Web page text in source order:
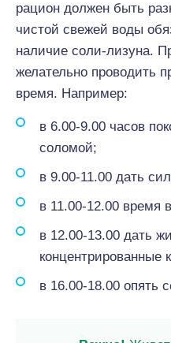
рацион должен быть
чистой свежей воды
наличие соли-лизуна.
желательно проводить
время. Например:
в 6.00-9.00 часов
соломой;
в 9.00-11.00 дать
в 11.00-12.00 время
в 12.00-13.00 дать
концентрированные
в 16.00-18.00 опять